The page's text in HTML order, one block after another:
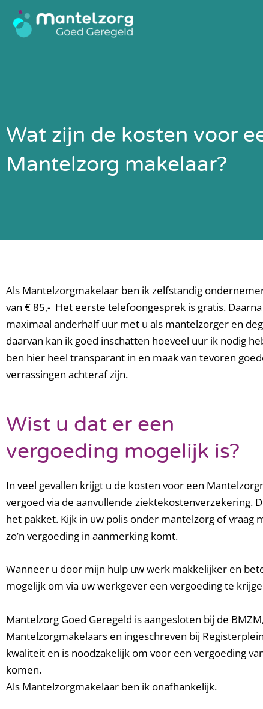
naar
Wat zijn de kosten voor
Mantelzorg makelaar?
Als Mantelzorgmakelaar ben ik zelfstandig
van € 85,- Het eerste telefoongesprek is gratis.
maximaal anderhalf uur met u als mantelzorger en
daarvan kan ik goed inschatten hoeveel uur ik nodig
ben hier heel transparant in en maak van tevoren
verrassingen achteraf zijn.
Wist u dat er een
vergoeding mogelijk is?
In veel gevallen krijgt u de kosten voor een
vergoed via de aanvullende ziektekostenverzekering.
het pakket. Kijk in uw polis onder mantelzorg of vraag
zo’n vergoeding in aanmerking komt.
Wanneer u door mijn hulp uw werk makkelijker en
mogelijk om via uw werkgever een vergoeding te
Mantelzorg Goed Geregeld is aangesloten bij de
Mantelzorgmakelaars en ingeschreven bij
kwaliteit en is noodzakelijk om voor een vergoeding
komen.
Als Mantelzorgmakelaar ben ik onafhankelijk.